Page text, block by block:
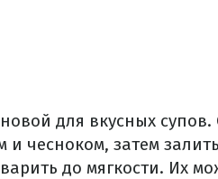
для вкусных супов.
и чесноком, затем залить
варить до мягкости. Их